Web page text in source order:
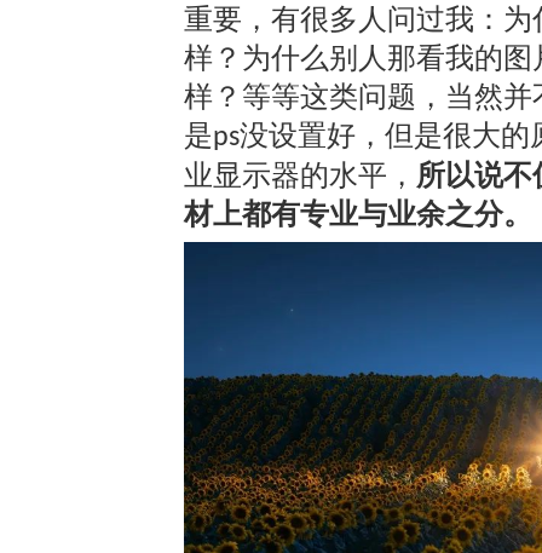
重要，有很多人问过我：
样？为什么别人那看我的
样？等等这类问题，当然
是ps没设置好，但是很大的
业显示器的水平， 所以说
材上都有专业与业余之分。